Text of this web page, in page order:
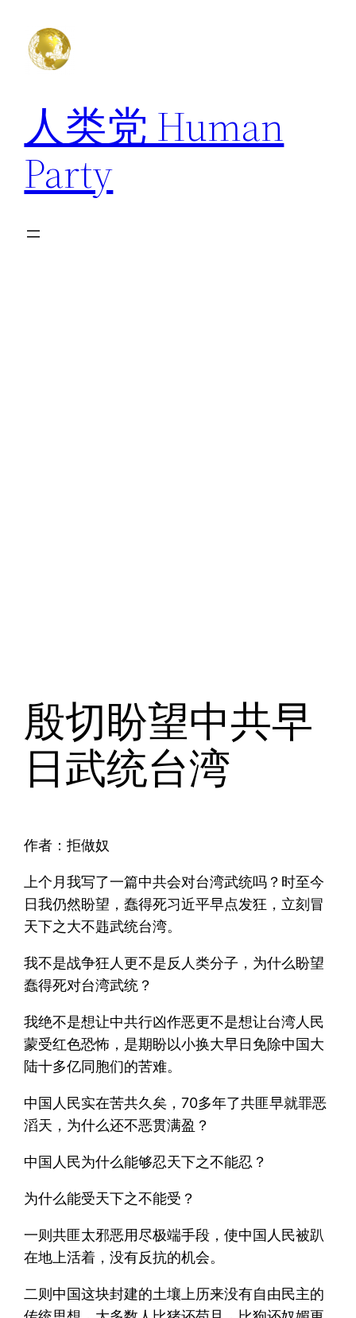
人类党 Human
Party
殷切盼望中共早
日武统台湾
作者：拒做奴
上个月我写了一篇中共会对台湾武统吗？时至今
日我仍然盼望，蠢得死习近平早点发狂，立刻冒
天下之大不韪武统台湾。
我不是战争狂人更不是反人类分子，为什么盼望
蠢得死对台湾武统？
我绝不是想让中共行凶作恶更不是想让台湾人民
蒙受红色恐怖，是期盼以小换大早日免除中国大
陆十多亿同胞们的苦难。
中国人民实在苦共久矣，70多年了共匪早就罪恶
滔天，为什么还不恶贯满盈？
中国人民为什么能够忍天下之不能忍？
为什么能受天下之不能受？
一则共匪太邪恶用尽极端手段，使中国人民被趴
在地上活着，没有反抗的机会。
二则中国这块封建的土壤上历来没有自由民主的